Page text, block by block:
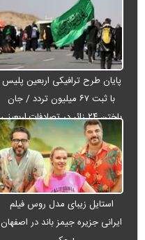
پایان طرح ترافیکی اربعین پلیس
با ثبت ۶۷ میلیون تردد / جان
باختن ۲۴ زائر در تصادفات اربعینی
استایل زیبای مدل روس فیلم
ایرانی جزیره جیمز باند در اصفهان